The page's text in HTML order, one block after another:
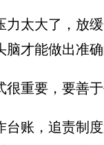
力太大了，放
才能做出准确
很重要，要善
台账，追责制